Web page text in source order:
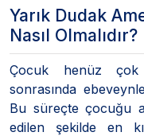
Yarık Dudak
Nasıl Olmalıdır?
Çocuk henüz
sonrasında
Bu süreçte çocuğu
edilen şekilde en